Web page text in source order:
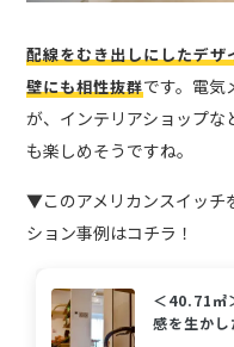
配線をむき出しにしたデ
壁にも相性抜群です。電気
が、インテリアショップ
も楽しめそうですね。
▼このアメリカンスイッチ
ション事例はコチラ！
＜40.71㎡
感を生かし